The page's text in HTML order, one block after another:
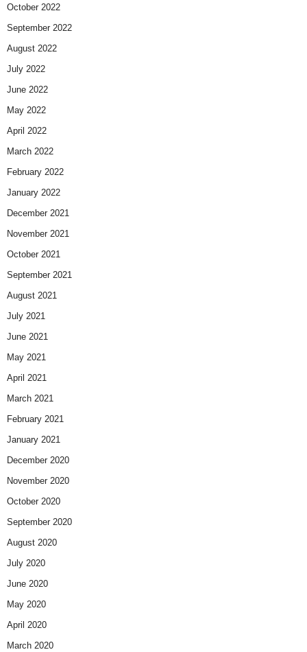
October 2022
September 2022
August 2022
July 2022
June 2022
May 2022
April 2022
March 2022
February 2022
January 2022
December 2021
November 2021
October 2021
September 2021
August 2021
July 2021
June 2021
May 2021
April 2021
March 2021
February 2021
January 2021
December 2020
November 2020
October 2020
September 2020
August 2020
July 2020
June 2020
May 2020
April 2020
March 2020